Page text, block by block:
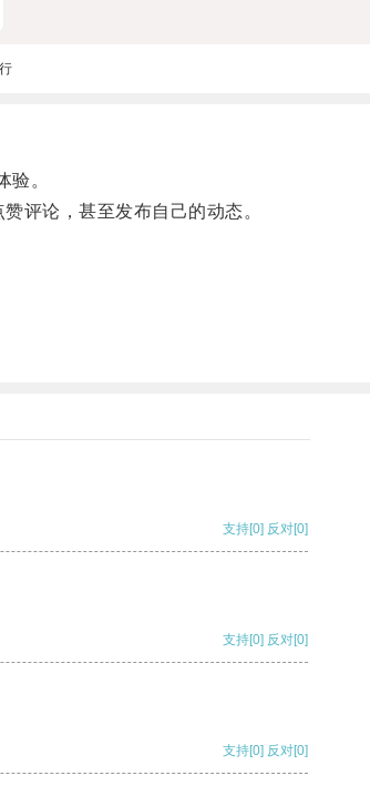
。
评论，甚至发布自己的动态。
支持[0] 反对[0]
支持[0] 反对[0]
支持[0] 反对[0]